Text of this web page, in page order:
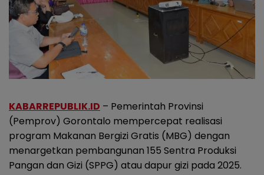
KABARREPUBLIK.ID – Pemerintah Provinsi
(Pemprov) Gorontalo mempercepat realisasi
program Makanan Bergizi Gratis (MBG) dengan
menargetkan pembangunan 155 Sentra Produksi
Pangan dan Gizi (SPPG) atau dapur gizi pada 2025.